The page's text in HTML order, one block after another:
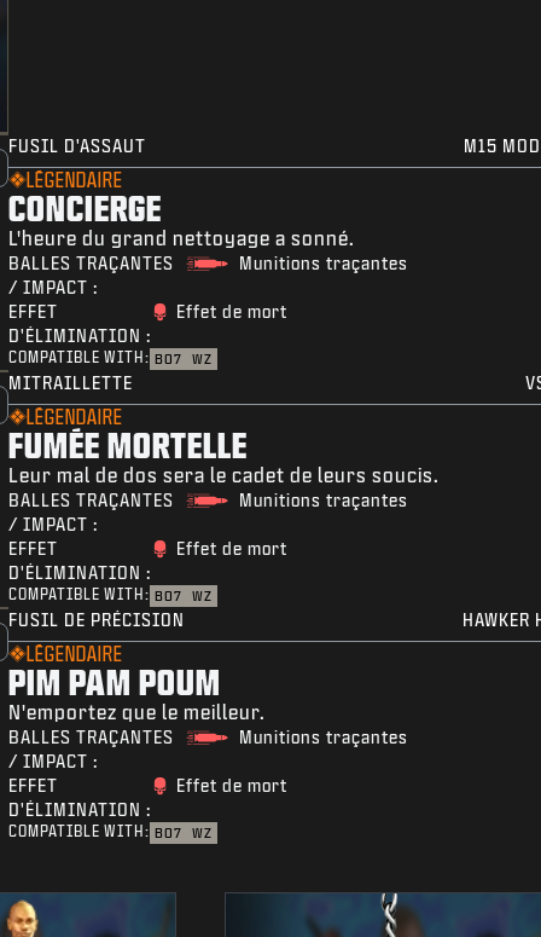
FUSIL D'ASSAUT M15
LÉGENDAIRE
CONCIERGE
L'heure du grand nettoyage a sonné.
BALLES TRAÇANTES
/ IMPACT :
Munitions traçantes
EFFET
D'ÉLIMINATION :
Effet de mort
COMPATIBLE WITH: BO7 WZ
MITRAILLETTE
LÉGENDAIRE
FUMÉE MORTELLE
Leur mal de dos sera le cadet de leurs soucis.
BALLES TRAÇANTES
/ IMPACT :
Munitions traçantes
EFFET
D'ÉLIMINATION :
Effet de mort
COMPATIBLE WITH: BO7 WZ
FUSIL DE PRÉCISION HAWKER
LÉGENDAIRE
PIM PAM POUM
N'emportez que le meilleur.
BALLES TRAÇANTES
/ IMPACT :
Munitions traçantes
EFFET
D'ÉLIMINATION :
Effet de mort
COMPATIBLE WITH: BO7 WZ